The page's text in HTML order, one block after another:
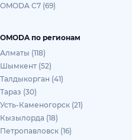
OMODA C7 (69)
OMODA по регионам
Алматы (118)
Шымкент (52)
Талдыкорган (41)
Тараз (30)
Усть-Каменогорск (21)
Кызылорда (18)
Петропавловск (16)